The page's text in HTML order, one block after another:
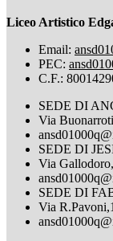
Liceo Artistico
Email:
PEC:
C.F.:
SEDE DI
Via
SEDE DI
Via
SEDE DI
Via